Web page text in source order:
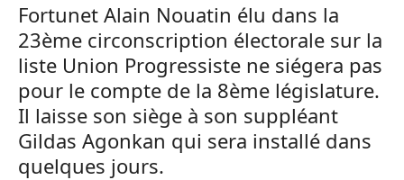
Fortunet Alain Nouatin élu dans la
23ème circonscription électorale sur la
liste Union Progressiste ne siégera pas
pour le compte de la 8ème législature.
Il laisse son siège à son suppléant
Gildas Agonkan qui sera installé dans
quelques jours.